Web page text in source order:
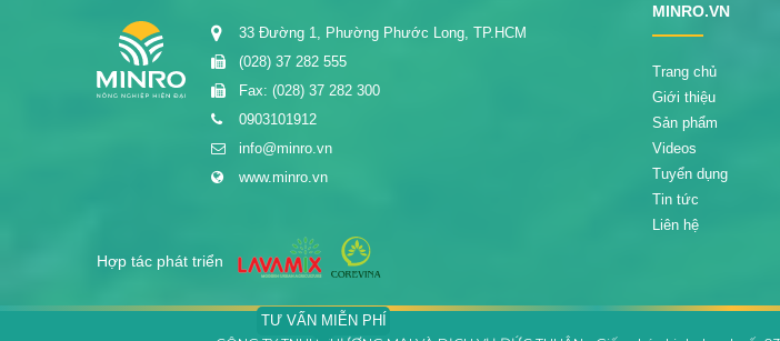
33 Đường 1, Phường Phước Long, TP.HCM
(028) 37 282 555
Fax: (028) 37 282 300
0903101912
info@minro.vn
www.minro.vn
Hợp tác phát triển
MINRO.VN
Trang chủ
Giới thiệu
Sản phẩm
Videos
Tuyển dụng
Tin tức
Liên hệ
TƯ VẤN MIỄN PHÍ